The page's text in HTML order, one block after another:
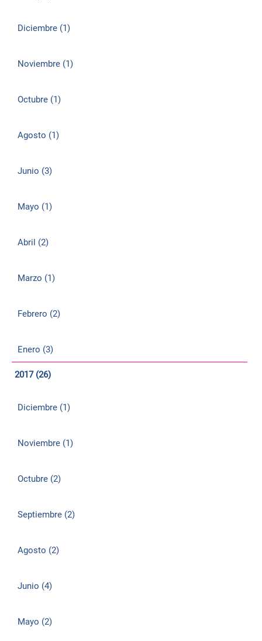
Diciembre (1)
Noviembre (1)
Octubre (1)
Agosto (1)
Junio (3)
Mayo (1)
Abril (2)
Marzo (1)
Febrero (2)
Enero (3)
2017 (26)
Diciembre (1)
Noviembre (1)
Octubre (2)
Septiembre (2)
Agosto (2)
Junio (4)
Mayo (2)